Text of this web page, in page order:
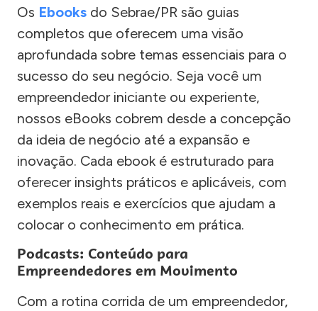
Os Ebooks do Sebrae/PR são guias
completos que oferecem uma visão
aprofundada sobre temas essenciais para o
sucesso do seu negócio. Seja você um
empreendedor iniciante ou experiente,
nossos eBooks cobrem desde a concepção
da ideia de negócio até a expansão e
inovação. Cada ebook é estruturado para
oferecer insights práticos e aplicáveis, com
exemplos reais e exercícios que ajudam a
colocar o conhecimento em prática.
Podcasts: Conteúdo para
Empreendedores em Movimento
Com a rotina corrida de um empreendedor,